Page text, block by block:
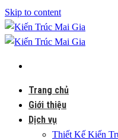
Skip to content
Trang chủ
Giới thiệu
Dịch vụ
Thiết Kế Kiến